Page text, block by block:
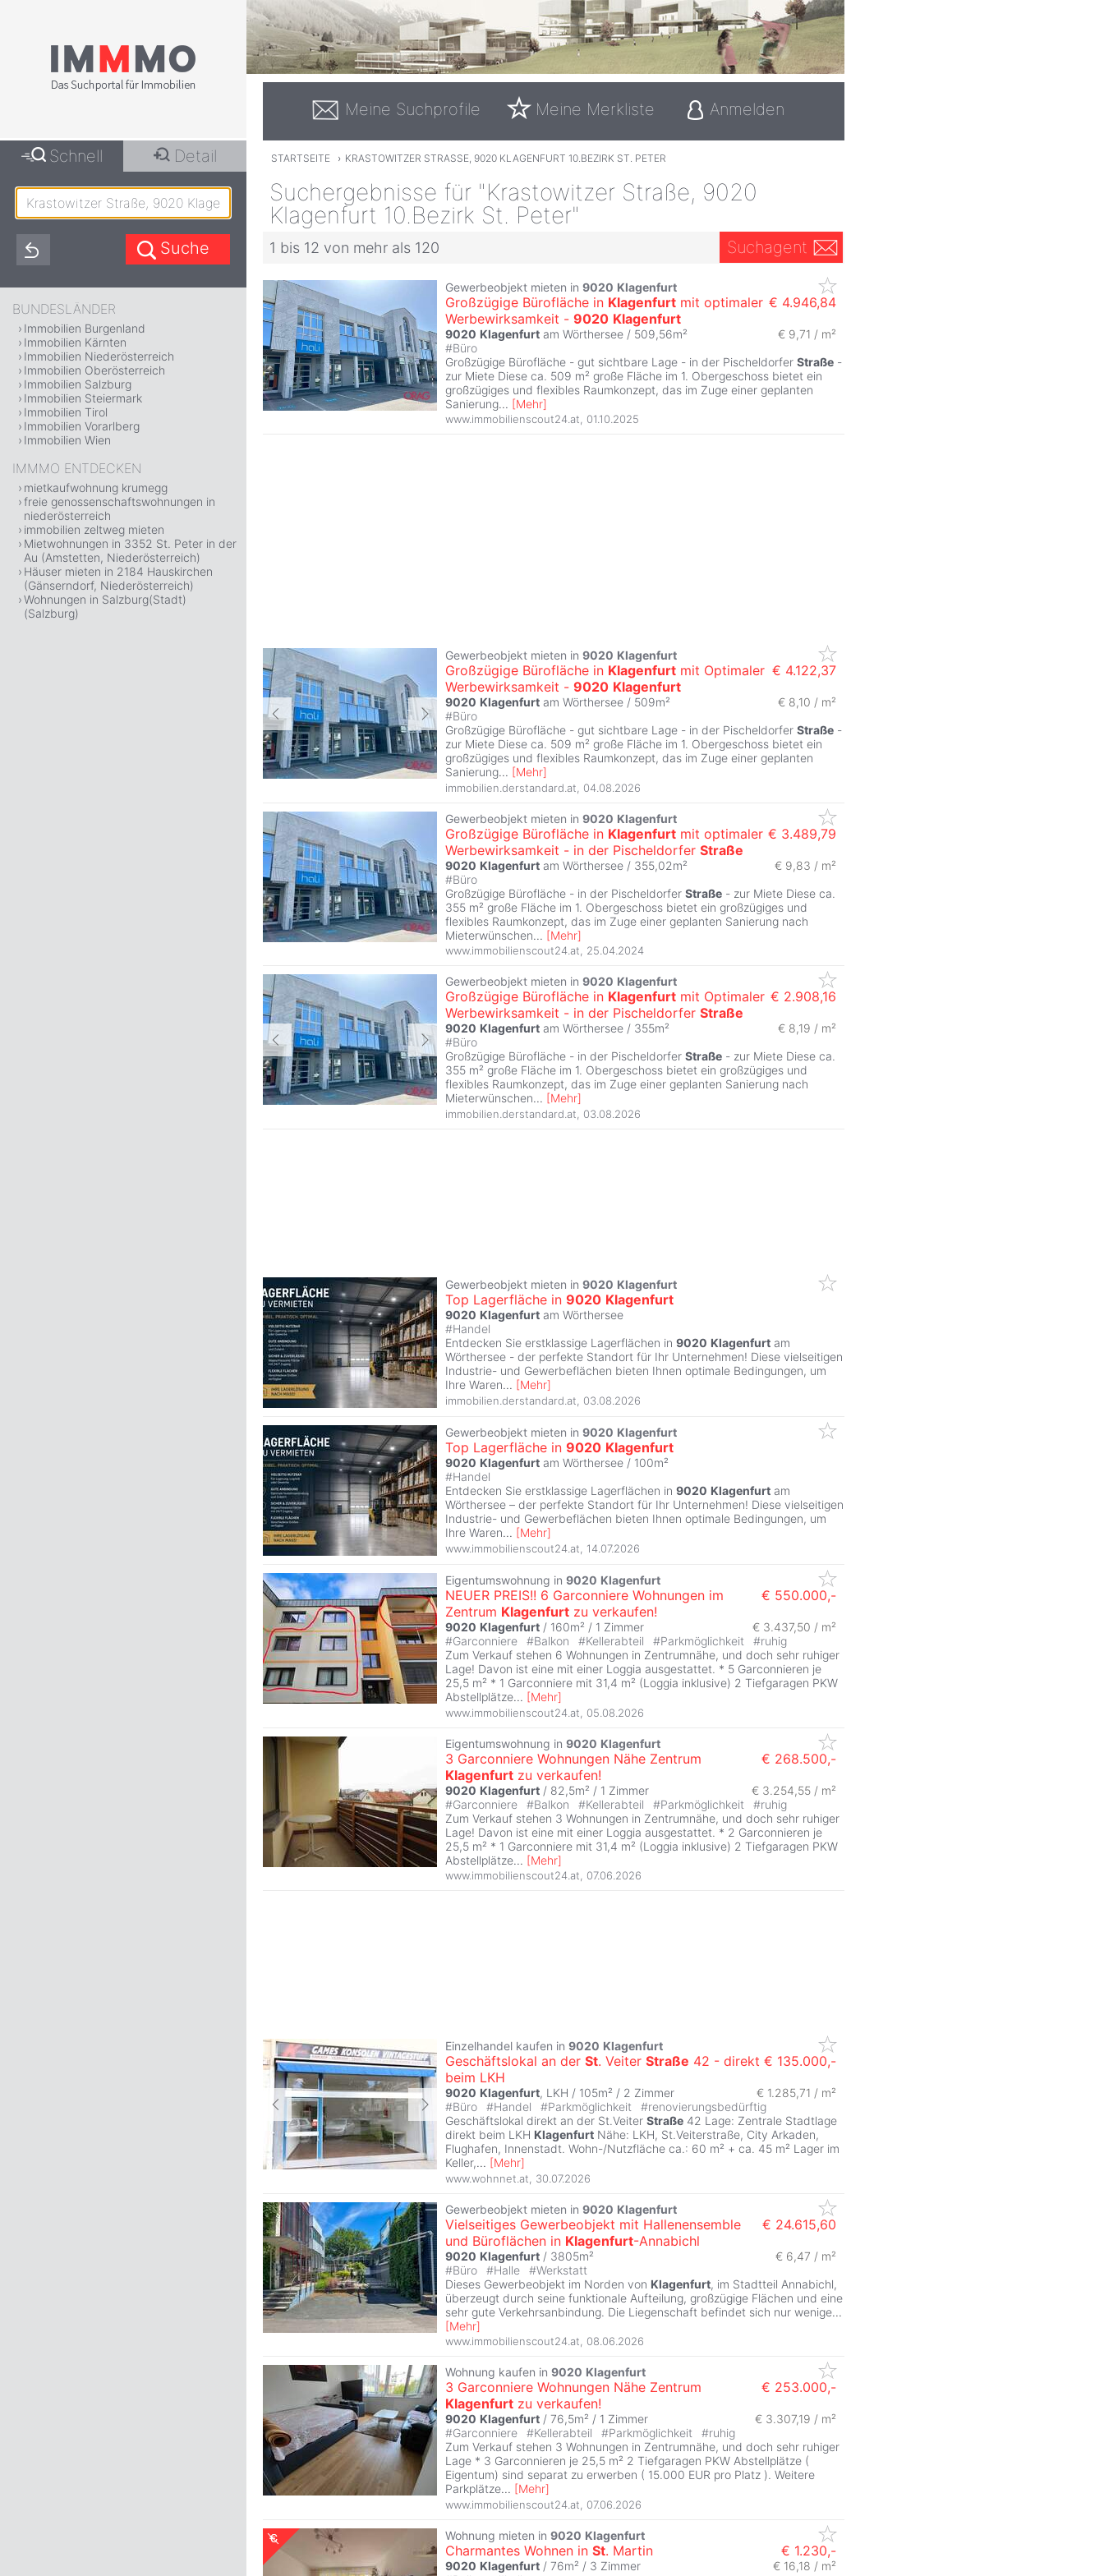
Meine Suchprofile Meine Merkliste Anmelden
STARTSEITE › KRASTOWITZER STRASSE, 9020 KLAGENFURT 10.BEZIRK ST. PETER
Suchergebnisse für "Krastowitzer Straße, 9020
Klagenfurt 10.Bezirk St. Peter"
1 bis 12 von mehr als 120 Suchagent
Gewerbeobjekt mieten in 9020 Klagenfurt
Großzügige Bürofläche in Klagenfurt mit optimaler
Werbewirksamkeit - 9020 Klagenfurt
€ 4.946,84
9020 Klagenfurt am Wörthersee / 509,56m²
€ 9,71 / m²
#Büro
Großzügige Bürofläche - gut sichtbare Lage - in der Pischeldorfer Straße -
zur Miete Diese ca. 509 m² große Fläche im 1. Obergeschoss bietet ein
großzügiges und flexibles Raumkonzept, das im Zuge einer geplanten
Sanierung... [Mehr]
www.immobilienscout24.at 01.10.2025
Gewerbeobjekt mieten in 9020 Klagenfurt
Großzügige Bürofläche in Klagenfurt mit Optimaler
Werbewirksamkeit - 9020 Klagenfurt
€ 4.122,37
9020 Klagenfurt am Wörthersee / 509m² € 8,10 / m²
#Büro
Großzügige Bürofläche - gut sichtbare Lage - in der Pischeldorfer Straße -
zur Miete Diese ca. 509 m² große Fläche im 1. Obergeschoss bietet ein
großzügiges und flexibles Raumkonzept, das im Zuge einer geplanten
Sanierung... [Mehr]
immobilien.derstandard.at 04.08.2026
Gewerbeobjekt mieten in 9020 Klagenfurt
Großzügige Bürofläche in Klagenfurt mit optimaler
Werbewirksamkeit - in der Pischeldorfer Straße
€ 3.489,79
9020 Klagenfurt am Wörthersee / 355,02m²
€ 9,83 / m²
#Büro
Großzügige Bürofläche - in der Pischeldorfer Straße - zur Miete Diese ca.
355 m² große Fläche im 1. Obergeschoss bietet ein großzügiges und
flexibles Raumkonzept, das im Zuge einer geplanten Sanierung nach
Mieterwünschen... [Mehr]
www.immobilienscout24.at, 25.04.2024
Gewerbeobjekt mieten in 9020 Klagenfurt
Großzügige Bürofläche in Klagenfurt mit Optimaler
Werbewirksamkeit - in der Pischeldorfer Straße
€ 2.908,16
9020 Klagenfurt am Wörthersee / 355m² € 8,19 / m²
#Büro
Großzügige Bürofläche - in der Pischeldorfer Straße - zur Miete Diese ca.
355 m² große Fläche im 1. Obergeschoss bietet ein großzügiges und
flexibles Raumkonzept, das im Zuge einer geplanten Sanierung nach
Mieterwünschen... [Mehr]
immobilien.derstandard.at 03.08.2026
Gewerbeobjekt mieten in 9020 Klagenfurt
Top Lagerfläche in 9020 Klagenfurt
9020 Klagenfurt am Wörthersee
#Handel
Entdecken Sie erstklassige Lagerflächen in 9020 Klagenfurt am
Wörthersee - der perfekte Standort für Ihr Unternehmen! Diese vielseitigen
Industrie- und Gewerbeflächen bieten Ihnen optimale Bedingungen, um
Ihre Waren... [Mehr]
immobilien.derstandard.at 03.08.2026
Gewerbeobjekt mieten in 9020 Klagenfurt
Top Lagerfläche in 9020 Klagenfurt
9020 Klagenfurt am Wörthersee / 100m²
#Handel
Entdecken Sie erstklassige Lagerflächen in 9020 Klagenfurt am
Wörthersee – der perfekte Standort für Ihr Unternehmen! Diese vielseitigen
Industrie- und Gewerbeflächen bieten Ihnen optimale Bedingungen, um
Ihre Waren... [Mehr]
www.immobilienscout24.at 14.07.2026
Eigentumswohnung in 9020 Klagenfurt
NEUER PREIS!! 6 Garconniere Wohnungen im
Zentrum Klagenfurt zu verkaufen!
€ 550.000,-
9020 Klagenfurt / 160m² / 1 Zimmer
€ 3.437,50 / m²
#Garconniere #Balkon #Kellerabteil #Parkmöglichkeit #ruhig
Zum Verkauf stehen 6 Wohnungen in Zentrumnähe, und doch sehr ruhiger
Lage! Davon ist eine mit einer Loggia ausgestattet. * 5 Garconnieren je
25,5 m² * 1 Garconniere mit 31,4 m² (Loggia inklusive) 2 Tiefgaragen PKW
Abstellplätze... [Mehr]
www.immobilienscout24.at 05.08.2026
Eigentumswohnung in 9020 Klagenfurt
3 Garconniere Wohnungen Nähe Zentrum
Klagenfurt zu verkaufen!
€ 268.500,-
9020 Klagenfurt / 82,5m² / 1 Zimmer
€ 3.254,55 / m²
#Garconniere #Balkon #Kellerabteil #Parkmöglichkeit #ruhig
Zum Verkauf stehen 3 Wohnungen in Zentrumnähe, und doch sehr ruhiger
Lage! Davon ist eine mit einer Loggia ausgestattet. * 2 Garconnieren je
25,5 m² * 1 Garconniere mit 31,4 m² (Loggia inklusive) 2 Tiefgaragen PKW
Abstellplätze... [Mehr]
www.immobilienscout24.at 07.06.2026
Einzelhandel kaufen in 9020 Klagenfurt
Geschäftslokal an der St. Veiter Straße 42 - direkt
beim LKH
€ 135.000,-
9020 Klagenfurt, LKH / 105m² / 2 Zimmer € 1.285,71 / m²
#Büro #Handel #Parkmöglichkeit #renovierungsbedürftig
Geschäftslokal direkt an der St.Veiter Straße 42 Lage: Zentrale Stadtlage
direkt beim LKH Klagenfurt Nähe: LKH, St.Veiterstraße, City Arkaden,
Flughafen, Innenstadt. Wohn-/Nutzfläche ca.: 60 m² + ca. 45 m² Lager im
Keller,... [Mehr]
www.wohnnet.at 30.07.2026
Gewerbeobjekt mieten in 9020 Klagenfurt
Vielseitiges Gewerbeobjekt mit Hallenensemble
und Büroflächen in Klagenfurt-Annabichl
€ 24.615,60
9020 Klagenfurt / 3805m²
€ 6,47 / m²
#Büro #Halle #Werkstatt
Dieses Gewerbeobjekt im Norden von Klagenfurt, im Stadtteil Annabichl,
überzeugt durch seine funktionale Aufteilung, großzügige Flächen und eine
sehr gute Verkehrsanbindung. Die Liegenschaft befindet sich nur wenige...
[Mehr]
www.immobilienscout24.at, 08.06.2026
Wohnung kaufen in 9020 Klagenfurt
3 Garconniere Wohnungen Nähe Zentrum
Klagenfurt zu verkaufen!
€ 253.000,-
9020 Klagenfurt / 76,5m² / 1 Zimmer
€ 3.307,19 / m²
#Garconniere #Kellerabteil #Parkmöglichkeit #ruhig
Zum Verkauf stehen 3 Wohnungen in Zentrumnähe, und doch sehr ruhiger
Lage * 3 Garconnieren je 25,5 m² 2 Tiefgaragen PKW Abstellplätze (
Eigentum) sind separat zu erwerben ( 15.000 EUR pro Platz ). Weitere
Parkplätze... [Mehr]
www.immobilienscout24.at 07.06.2026
Wohnung mieten in 9020 Klagenfurt
Charmantes Wohnen in St. Martin € 1.230,-
9020 Klagenfurt / 76m² / 3 Zimmer
€ 16,18 / m²
Schnell Detail
BUNDESLÄNDER
Immobilien Burgenland
Immobilien Kärnten
Immobilien Niederösterreich
Immobilien Oberösterreich
Immobilien Salzburg
Immobilien Steiermark
Immobilien Tirol
Immobilien Vorarlberg
Immobilien Wien
IMMMO ENTDECKEN
mietkaufwohnung krumegg
freie genossenschaftswohnungen in
niederösterreich
immobilien zeltweg mieten
Mietwohnungen in 3352 St. Peter in der
Au (Amstetten, Niederösterreich)
Häuser mieten in 2184 Hauskirchen
(Gänserndorf, Niederösterreich)
Wohnungen in Salzburg(Stadt)
(Salzburg)